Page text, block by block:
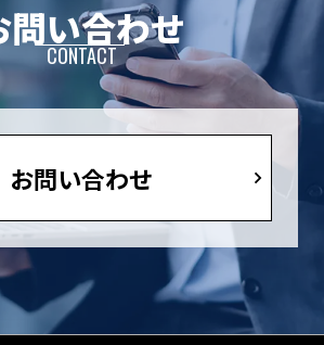
問い合わせ
CONTACT
お問い合わせ